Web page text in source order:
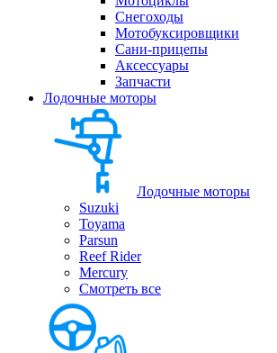
Снегоходы
Мотобуксировщики
Сани-прицепы
Аксессуары
Запчасти
Лодочные моторы
Лодочные моторы
Suzuki
Toyama
Parsun
Reef Rider
Mercury
Смотреть все